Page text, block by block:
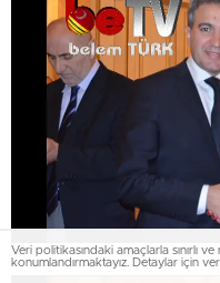
Veri politikasındaki amaçlarla sınırlı
konumlandırmaktayız. Detaylar için